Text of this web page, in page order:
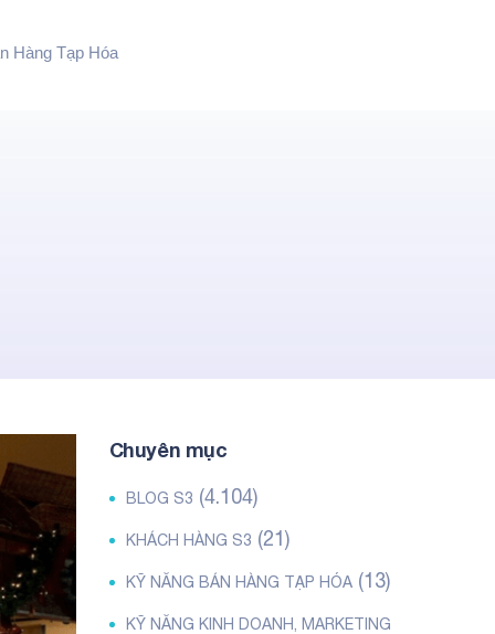
Hàng Tạp Hóa
Chuyên mục
BLOG S3 (4.104)
KHÁCH HÀNG S3 (21)
KỸ NĂNG BÁN HÀNG TẠP HÓA(13)
KỸ NĂNG KINH DOANH, MARKETING